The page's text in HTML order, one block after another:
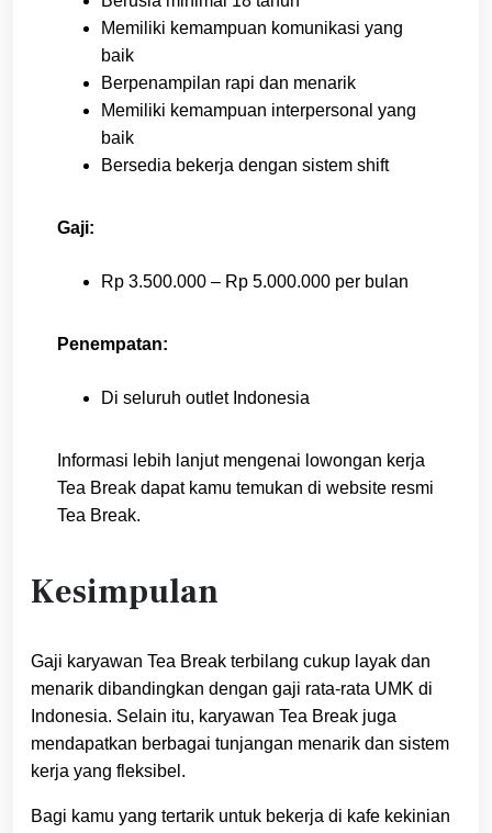
Memiliki kemampuan komunikasi yang
baik
Berpenampilan rapi dan menarik
Memiliki kemampuan interpersonal yang
baik
Bersedia bekerja dengan sistem shift
Gaji:
Rp 3.500.000 – Rp 5.000.000 per bulan
Penempatan:
Di seluruh outlet Indonesia
Informasi lebih lanjut mengenai lowongan kerja
Tea Break dapat kamu temukan di website resmi
Tea Break.
Kesimpulan
Gaji karyawan Tea Break terbilang cukup layak dan
menarik dibandingkan dengan gaji rata-rata UMK di
Indonesia. Selain itu, karyawan Tea Break juga
mendapatkan berbagai tunjangan menarik dan sistem
kerja yang fleksibel.
Bagi kamu yang tertarik untuk bekerja di kafe kekinian